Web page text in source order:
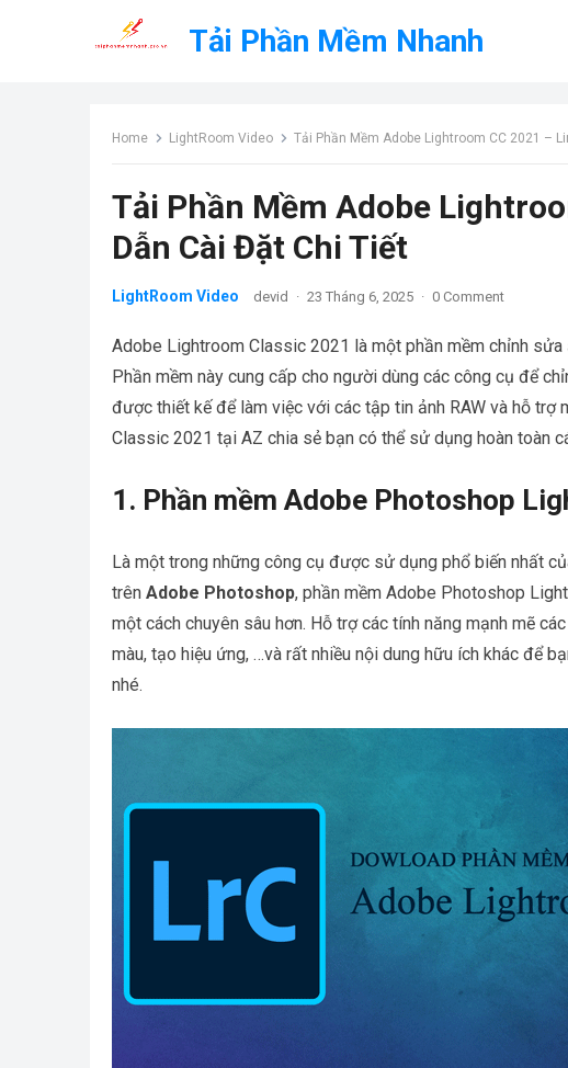
Tải Phần Mềm Nhanh
Home LightRoom Video Tải Phần Mềm Adobe Lightroom CC 2021 –
Tải Phần Mềm Adobe
Dẫn Cài Đặt Chi Tiết
LightRoom Video devid · 23 Tháng 6, 2025 · 0 Comment
Adobe Lightroom Classic 2021 là một phần mềm chỉnh
Phần mềm này cung cấp cho người dùng các công cụ để
được thiết kế để làm việc với các tập tin ảnh RAW và hỗ
Classic 2021 tại AZ chia sẻ bạn có thể sử dụng hoàn toàn
1. Phần mềm Adobe Photoshop
Là một trong những công cụ được sử dụng phổ biến nhất
trên Adobe Photoshop, phần mềm Adobe Photoshop
một cách chuyên sâu hơn. Hỗ trợ các tính năng mạnh mẽ
màu, tạo hiệu ứng, …và rất nhiều nội dung hữu ích khác để
nhé.